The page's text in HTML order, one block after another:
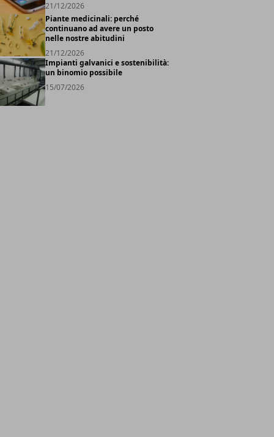
21/12/2026
Piante medicinali: perché
continuano ad avere un posto
nelle nostre abitudini
21/12/2026
Impianti galvanici e sostenibilità:
un binomio possibile
15/07/2026